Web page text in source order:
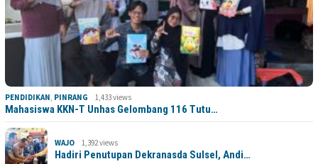
PENDIDIKAN PINRANG 1,433 views
Mahasiswa KKN-T Unhas Gelombang 116 Tutu…
WAJO 1,392 views
Hadiri Penutupan Dekranasda Sulsel, Andi…